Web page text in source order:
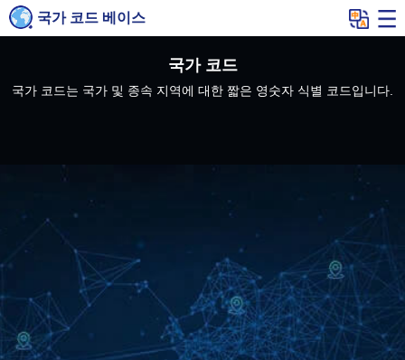
국가 코드 베이스
국가 코드
국가 코드는 국가 및 종속 지역에 대한 짧은 영숫자 식별 코드입니다.